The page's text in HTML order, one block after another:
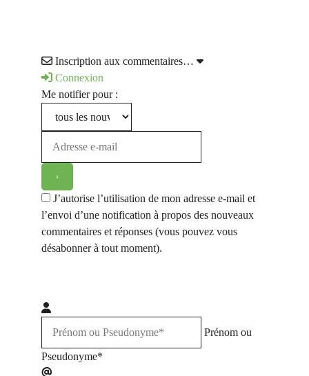
Inscription aux commentaires…
Connexion
Me notifier pour :
J’autorise l’utilisation de mon adresse e-mail et
l’envoi d’une notification à propos des nouveaux
commentaires et réponses (vous pouvez vous
désabonner à tout moment).
Prénom ou
Pseudonyme*